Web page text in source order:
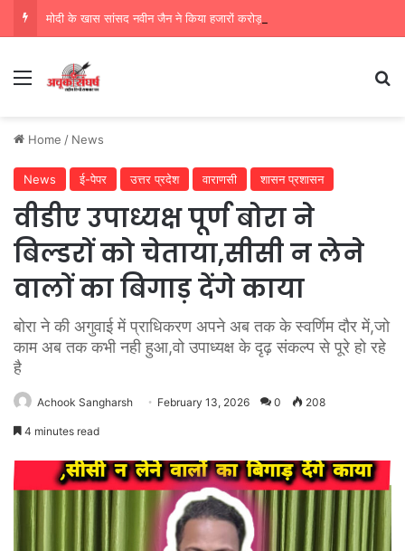
Menu
Home / News
News ई-पेपर उत्तर प्रदेश वाराणसी शासन प्रशासन
वीडीए उपाध्यक्ष पूर्ण बोरा ने
बिल्डरों को चेताया,सीसी न लेने
वालों का बिगाड़ देंगे काया
बोरा ने की अगुवाई में प्राधिकरण अपने अब तक के स्वर्णिम दौर में,जो
काम अब तक कभी नही हुआ,वो उपाध्यक्ष के दृढ़ संकल्प से पूरे हो रहे
है
Achook Sangharsh February 13, 2026 0 208
4 minutes read